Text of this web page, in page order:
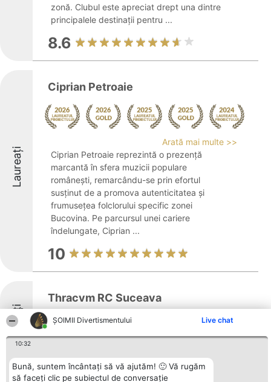
ŞOIMII Divertismentului Live chat
10:32
Bună, suntem încântați să vă ajutăm! 🙂 Vă rugăm
să faceți clic pe subiectul de conversație
zonă. Clubul este apreciat drept una dintre
principalele destinații pentru ...
8.6
Laureați
Ciprian Petroaie
Arată mai multe >>
Ciprian Petroaie reprezintă o prezență
marcantă în sfera muzicii populare
românești, remarcându-se prin efortul
susținut de a promova autenticitatea și
frumusețea folclorului specific zonei
Bucovina. Pe parcursul unei cariere
îndelungate, Ciprian ...
10
Laureați
Thracvm RC Suceava
9.8